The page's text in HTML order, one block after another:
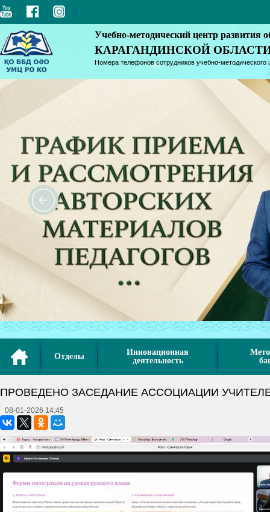
Учебно-методический центр развития
КАРАГАНДИНСКОЙ
Номера телефонов сотрудников учебно-методического
Отделы
Инновационная
деятельность
ПРОВЕДЕНО ЗАСЕДАНИЕ АССОЦИАЦИИ
08-01-2026 14:45